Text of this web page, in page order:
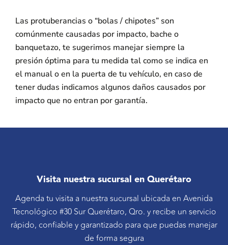
Las protuberancias o “bolas / chipotes” son
comúnmente causadas por impacto, bache o
banquetazo, te sugerimos manejar siempre la
presión óptima para tu medida tal como se indica en
el manual o en la puerta de tu vehículo, en caso de
tener dudas indicamos algunos daños causados por
impacto que no entran por garantía.
Visita nuestra sucursal en Querétaro
Agenda tu visita a nuestra sucursal ubicada en Avenida
Tecnológico #30 Sur Querétaro, Qro. y recibe un servicio
rápido, confiable y garantizado para que puedas manejar
de forma segura